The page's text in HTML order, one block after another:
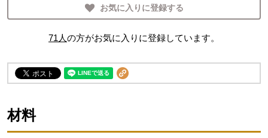
お気に入りに登録する
71 人の方がお気に入りに登録しています。
材料